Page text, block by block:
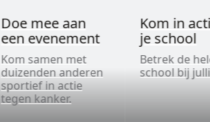
Doe mee aan
een evenement
Kom samen met
duizenden anderen
sportief in actie
tegen kanker.
Kom in
je school
Betrek de
school bij